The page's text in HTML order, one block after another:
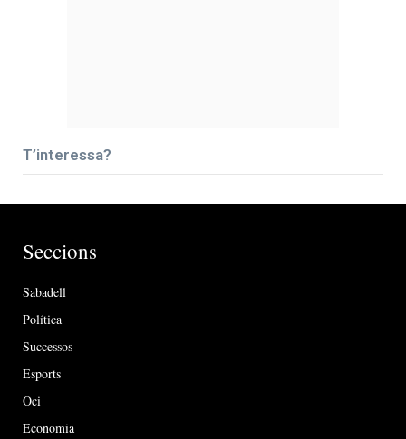
T’interessa?
Seccions
Sabadell
Política
Successos
Esports
Oci
Economia